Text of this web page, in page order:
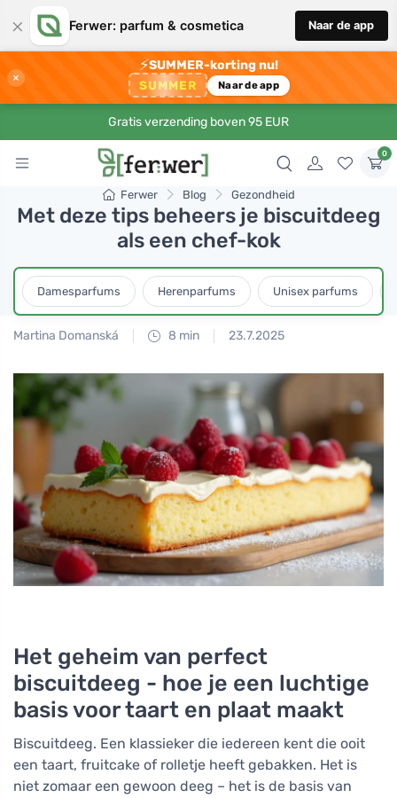
× Ferwer: parfum & cosmetica Naar de app
×
⚡SUMMER-korting nu!
SUMMER Naar de app
Gratis verzending boven 95 EUR
0
Ferwer Blog Gezondheid
Met deze tips beheers je biscuitdeeg
als een chef-kok
Damesparfums Herenparfums Unisex parfums
Martina Domanská 8 min 23.7.2025
Het geheim van perfect
biscuitdeeg - hoe je een luchtige
basis voor taart en plaat maakt
Biscuitdeeg. Een klassieker die iedereen kent die ooit
een taart, fruitcake of rolletje heeft gebakken. Het is
niet zomaar een gewoon deeg – het is de basis van